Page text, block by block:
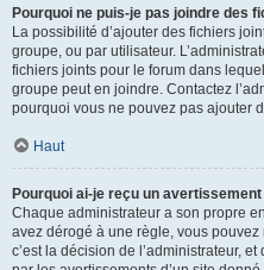
Pourquoi ne puis-je pas joindre des
La possibilité d’ajouter des fichiers
groupe, ou par utilisateur.
fichiers joints pour le forum dans
groupe peut en joindre. Contactez
pourquoi vous ne pouvez pas ajouter
Haut
Pourquoi ai-je reçu un avertissement
Chaque administrateur a son propre
avez dérogé à une règle, vous
c’est la décision de l’administrateur,